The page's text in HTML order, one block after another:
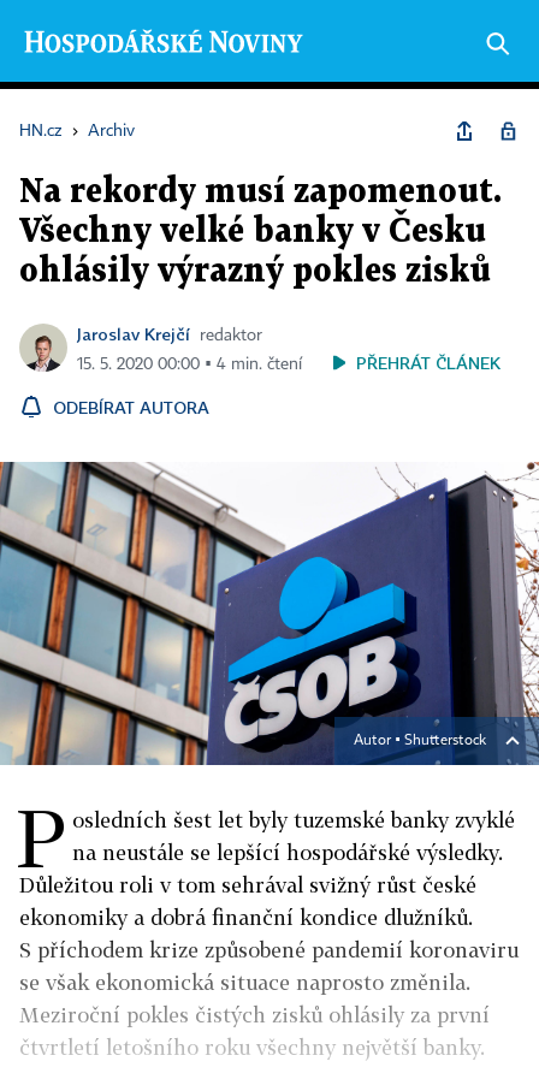
HN.cz › Archiv
Na rekordy musí zapomenout.
Všechny velké banky v Česku
ohlásily výrazný pokles zisků
Jaroslav Krejčí
redaktor
15. 5. 2020 00:00 ▪ 4 min. čtení
PŘEHRÁT ČLÁNEK
ODEBÍRAT AUTORA
Autor ▪ Shutterstock
P osledních šest let byly tuzemské banky zvyklé
na neustále se lepšící hospodářské výsledky.
Důležitou roli v tom sehrával svižný růst české
ekonomiky a dobrá finanční kondice dlužníků.
S příchodem krize způsobené pandemií koronaviru
se však ekonomická situace naprosto změnila.
Meziroční pokles čistých zisků ohlásily za první
čtvrtletí letošního roku všechny největší banky.